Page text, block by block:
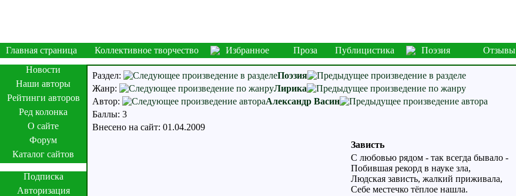
Главная страница Коллективное творчество Избранное Проза Публицистика Поэзия Отзывы
Новости
Наши авторы
Рейтинги авторов
Ред колонка
О сайте
Форум
Каталог сайтов
Подписка
Авторизация
Раздел:
Поэзия
Жанр:
Лирика
Автор:
Александр Васин
Баллы: 3
Внесено на сайт: 01.04.2009
Зависть
С любовью рядом - так всегда бывало -
Побившая рекорд в науке зла,
Людская зависть, жалкий приживала,
Себе местечко тёплое нашла.